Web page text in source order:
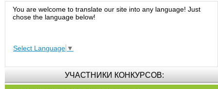
You are welcome to translate our site into any language! Just
chose the language below!
Select Language ▼
УЧАСТНИКИ КОНКУРСОВ: